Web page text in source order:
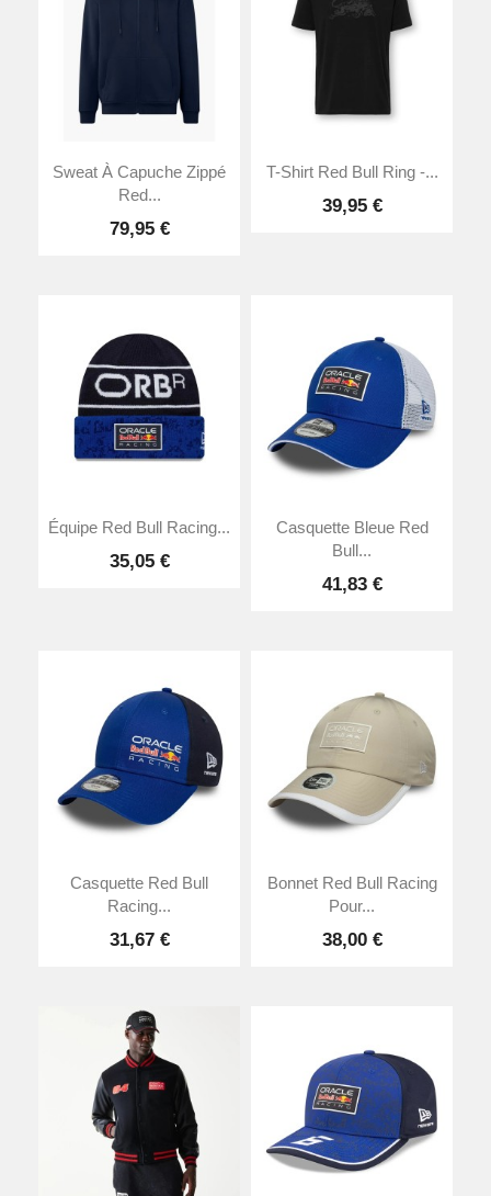
Sweat À Capuche Zippé
Red...
79,95 €
T-Shirt Red Bull Ring -...
39,95 €
Équipe Red Bull Racing...
35,05 €
Casquette Bleue Red
Bull...
41,83 €
Casquette Red Bull
Racing...
31,67 €
Bonnet Red Bull Racing
Pour...
38,00 €